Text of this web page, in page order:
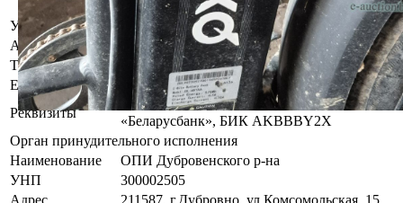
«БелЮрОбеспечение»
УНП
192821149
Адрес
г. Витебск, ул. Терешковой, дом 9
Телефон
+375 (29) 211-79-81
Email
kanc.vitebsk@rup.by
Реквизиты
BY16AKBB30120000422830000000 в ОАО
«Беларусбанк», БИК AKBBBY2X
Орган принудительного исполнения
Наименование
ОПИ Дубровенского р-на
УНП
300002505
Адрес
211587, г.Дубровно, ул.Комсомольская, 15